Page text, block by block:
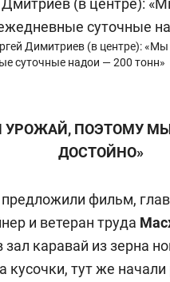
Димитриев (в центре):
суточные надои — 200 тонн»
УРОЖАЙ, ПОЭТОМУ
ДОСТОЙНО»
фильм,
и ветеран труда
зал каравай из зерна
кусочки, тут же